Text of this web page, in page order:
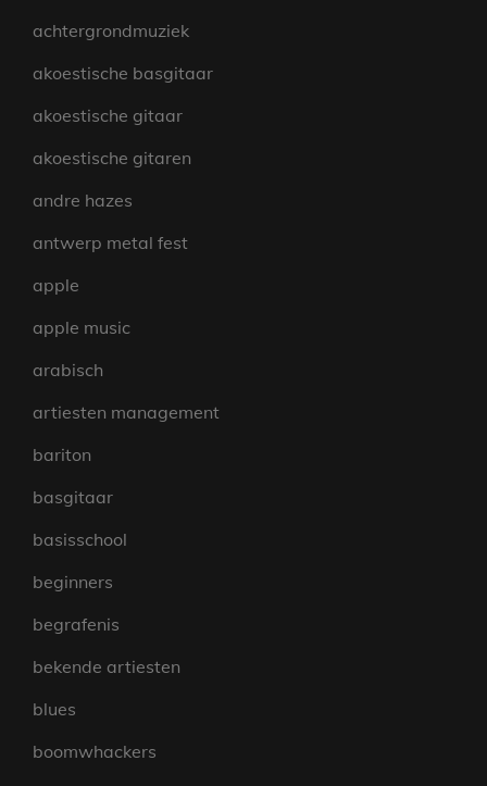
achtergrondmuziek
akoestische basgitaar
akoestische gitaar
akoestische gitaren
andre hazes
antwerp metal fest
apple
apple music
arabisch
artiesten management
bariton
basgitaar
basisschool
beginners
begrafenis
bekende artiesten
blues
boomwhackers